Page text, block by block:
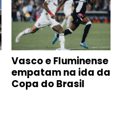
Vasco e Fluminense
empatam na ida da
Copa do Brasil